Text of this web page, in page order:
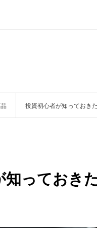
投資初心者が知っておき
っておき